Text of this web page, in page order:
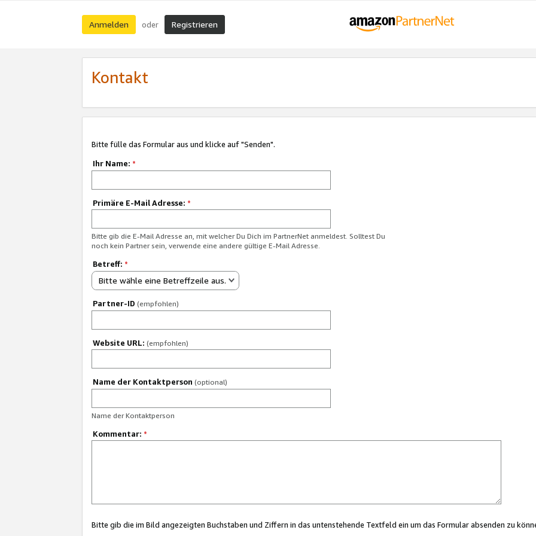
Anmelden oder Registrieren
Kontakt
Bitte fülle das Formular aus und klicke auf "Senden".
Ihr Name: *
Primäre E-Mail Adresse: *
Bitte gib die E-Mail Adresse an, mit welcher Du Dich im PartnerNet anmeldest. Solltest Du
noch kein Partner sein, verwende eine andere gültige E-Mail Adresse.
Betreff: *
Bitte wähle eine Betreffzeile aus.
Partner-ID (empfohlen)
Website URL: (empfohlen)
Name der Kontaktperson (optional)
Name der Kontaktperson
Kommentar: *
Bitte gib die im Bild angezeigten Buchstaben und Ziffern in das untenstehende Textfeld ein um das Formular absenden zu